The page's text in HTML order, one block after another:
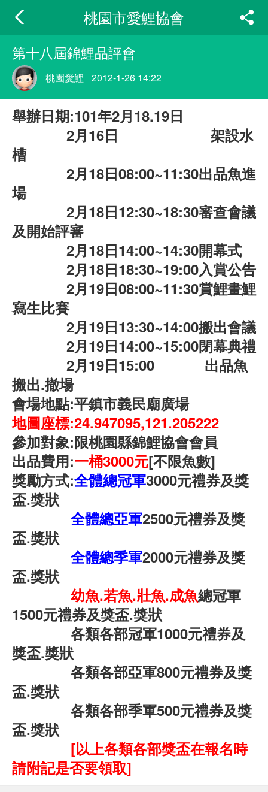
桃園市愛鯉協會
第十八屆錦鯉品評會
桃園愛鯉 2012-1-26 14:22
舉辦日期:101年2月18.19日
2月16日 架設水
槽
2月18日08:00~11:30出品魚進
場
2月18日12:30~18:30審查會議
及開始評審
2月18日14:00~14:30開幕式
2月18日18:30~19:00入賞公告
2月19日08:00~11:30賞鯉畫鯉
寫生比賽
2月19日13:30~14:00搬出會議
2月19日14:00~15:00閉幕典禮
2月19日15:00 出品魚
搬出.撤場
會場地點:平鎮市義民廟廣場
地圖座標:24.947095,121.205222
參加對象:限桃園縣錦鯉協會會員
出品費用:一桶3000元[不限魚數]
獎勵方式:全體總冠軍3000元禮券及獎
盃.獎狀
全體總亞軍2500元禮券及獎
盃.獎狀
全體總季軍2000元禮券及獎
盃.獎狀
幼魚.若魚.壯魚.成魚總冠軍
1500元禮券及獎盃.獎狀
各類各部冠軍1000元禮券及
獎盃.獎狀
各類各部亞軍800元禮券及獎
盃.獎狀
各類各部季軍500元禮券及獎
盃.獎狀
[以上各類各部獎盃在報名時
請附記是否要領取]